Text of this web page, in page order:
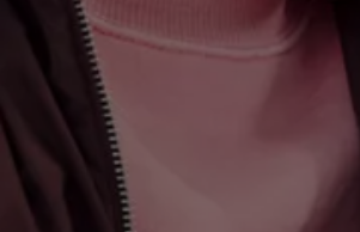
R Experience
Driving Experience
Volkswagen entdecken
Lifestyle Shop
Volkswagen Kollektion